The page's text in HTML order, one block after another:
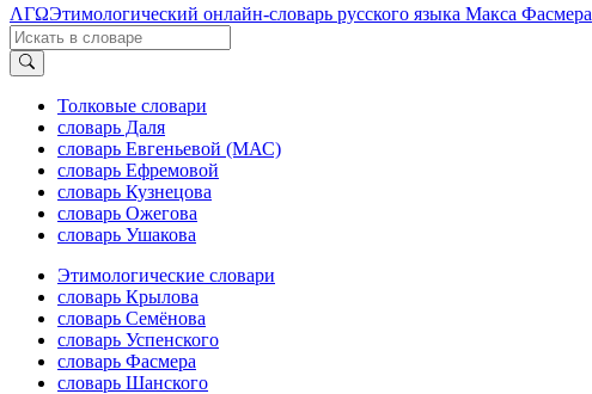
ΛΓΩЭтимологический онлайн-словарь русского языка Макса Фасмера
Толковые словари
словарь Даля
словарь Евгеньевой (МАС)
словарь Ефремовой
словарь Кузнецова
словарь Ожегова
словарь Ушакова
Этимологические словари
словарь Крылова
словарь Семёнова
словарь Успенского
словарь Фасмера
словарь Шанского